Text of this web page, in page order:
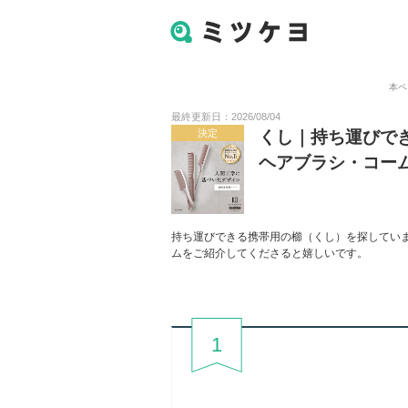
本
最終更新日：2026/08/04
決定
くし｜持ち運びで
ヘアブラシ・コー
持ち運びできる携帯用の櫛（くし）を探して
ムをご紹介してくださると嬉しいです。
1